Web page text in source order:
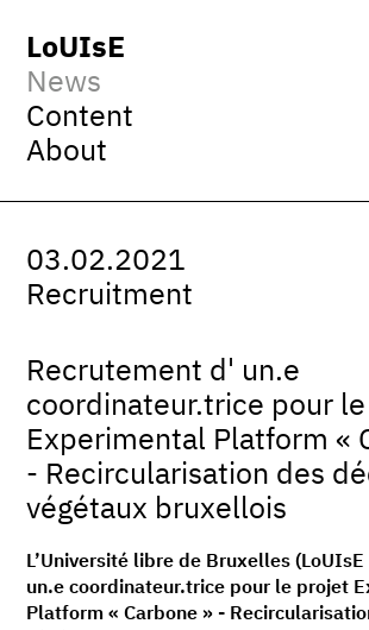
LoUIsE
News
Content
About
03.02.2021
Recruitment
Recrutement d' un.e
coordinateur.trice pour
Experimental Platform «
- Recircularisation des
végétaux bruxellois
L’Université libre de Bruxelles
un.e coordinateur.trice pour le projet
Platform « Carbone » -